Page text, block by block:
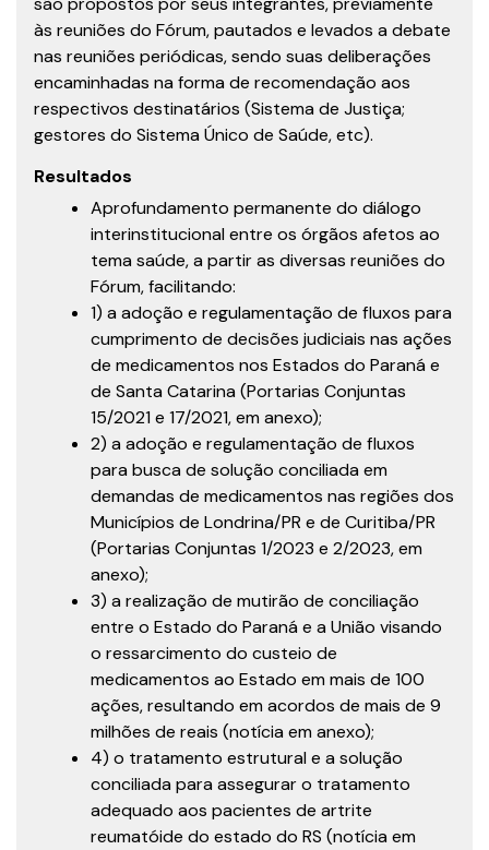
às reuniões do Fórum, pautados e levados a debate
nas reuniões periódicas, sendo suas deliberações
encaminhadas na forma de recomendação aos
respectivos destinatários (Sistema de Justiça;
gestores do Sistema Único de Saúde, etc).
Resultados
Aprofundamento permanente do diálogo
interinstitucional entre os órgãos afetos ao
tema saúde, a partir as diversas reuniões do
Fórum, facilitando:
1) a adoção e regulamentação de fluxos para
cumprimento de decisões judiciais nas ações
de medicamentos nos Estados do Paraná e
de Santa Catarina (Portarias Conjuntas
15/2021 e 17/2021, em anexo);
2) a adoção e regulamentação de fluxos
para busca de solução conciliada em
demandas de medicamentos nas regiões dos
Municípios de Londrina/PR e de Curitiba/PR
(Portarias Conjuntas 1/2023 e 2/2023, em
anexo);
3) a realização de mutirão de conciliação
entre o Estado do Paraná e a União visando
o ressarcimento do custeio de
medicamentos ao Estado em mais de 100
ações, resultando em acordos de mais de 9
milhões de reais (notícia em anexo);
4) o tratamento estrutural e a solução
conciliada para assegurar o tratamento
adequado aos pacientes de artrite
reumatóide do estado do RS (notícia em